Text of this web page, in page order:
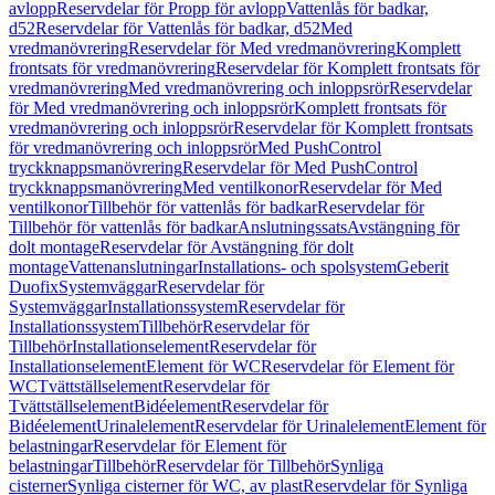
avloppReservdelar för Propp för avloppVattenlås för badkar,
d52Reservdelar för Vattenlås för badkar, d52Med
vredmanövreringReservdelar för Med vredmanövreringKomplett
frontsats för vredmanövreringReservdelar för Komplett frontsats för
vredmanövreringMed vredmanövrering och inloppsrörReservdelar
för Med vredmanövrering och inloppsrörKomplett frontsats för
vredmanövrering och inloppsrörReservdelar för Komplett frontsats
för vredmanövrering och inloppsrörMed PushControl
tryckknappsmanövreringReservdelar för Med PushControl
tryckknappsmanövreringMed ventilkonorReservdelar för Med
ventilkonorTillbehör för vattenlås för badkarReservdelar för
Tillbehör för vattenlås för badkarAnslutningssatsAvstängning för
dolt montageReservdelar för Avstängning för dolt
montageVattenanslutningarInstallations- och spolsystemGeberit
DuofixSystemväggarReservdelar för
SystemväggarInstallationssystemReservdelar för
InstallationssystemTillbehörReservdelar för
TillbehörInstallationselementReservdelar för
InstallationselementElement för WCReservdelar för Element för
WCTvättställselementReservdelar för
TvättställselementBidéelementReservdelar för
BidéelementUrinalelementReservdelar för UrinalelementElement för
belastningarReservdelar för Element för
belastningarTillbehörReservdelar för TillbehörSynliga
cisternerSynliga cisterner för WC, av plastReservdelar för Synliga